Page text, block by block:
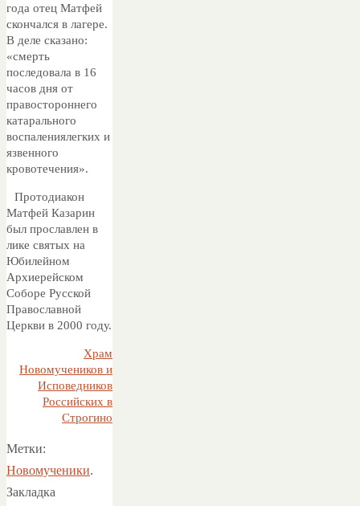
года отец Матфей
скончался в лагере.
В деле сказано:
«смерть
последовала в 16
часов дня от
правостороннего
катарального
воспалениялегких и
язвенного
кровотечения».
Протодиакон
Матфей Казарин
был прославлен в
лике святых на
Юбилейном
Архиерейском
Соборе Русской
Православной
Церкви в 2000 году.
Храм
Новомучеников и
Исповедников
Российских в
Строгино
Метки:
Новомученики.
Закладка